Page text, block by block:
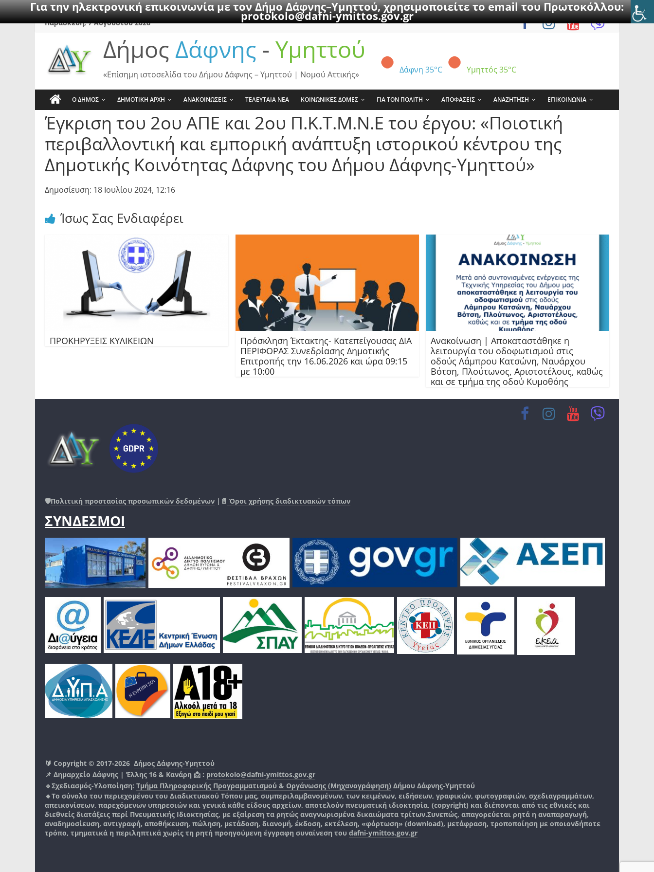
Για την ηλεκτρονική επικοινωνία με τον Δήμο Δάφνης–Υμηττού, χρησιμοποιείτε το email του Πρωτοκόλλου:
protokolo@dafni-ymittos.gov.gr
SkipΠαρασκευή, 7 Αυγούστου 2026
Δήμος Δάφνης - Υμηττού
Δάφνη 35°C Υμηττός 35°C
«Επίσημη ιστοσελίδα του Δήμου Δάφνης – Υμηττού | Νομού Αττικής»
Ο ΔΗΜΟΣ ΔΗΜΟΤΙΚΗ ΑΡΧΗ ΑΝΑΚΟΙΝΩΣΕΙΣ ΤΕΛΕΥΤΑΙΑ ΝΕΑ ΚΟΙΝΩΝΙΚΕΣ ΔΟΜΕΣ ΓΙΑ ΤΟΝ ΠΟΛΙΤΗ ΑΠΟΦΑΣΕΙΣ ΑΝΑΖΗΤΗΣΗ ΕΠΙΚΟΙΝΩΝΙΑ
Έγκριση του 2ου ΑΠΕ και 2ου Π.Κ.Τ.Μ.Ν.Ε του έργου: «Ποιοτική
περιβαλλοντική και εμπορική ανάπτυξη ιστορικού κέντρου της
Δημοτικής Κοινότητας Δάφνης του Δήμου Δάφνης-Υμηττού»
Δημοσίευση: 18 Ιουλίου 2024, 12:16
Ίσως Σας Ενδιαφέρει
ΠΡΟΚΗΡΥΞΕΙΣ ΚΥΛΙΚΕΙΩΝ
Πρόσκληση Έκτακτης- Κατεπείγουσας ΔΙΑ
ΠΕΡΙΦΟΡΑΣ Συνεδρίασης Δημοτικής
Επιτροπής την 16.06.2026 και ώρα 09:15
με 10:00
Ανακοίνωση | Αποκαταστάθηκε η
λειτουργία του οδοφωτισμού στις
οδούς Λάμπρου Κατσώνη, Ναυάρχου
Βότση, Πλούτωνος, Αριστοτέλους, καθώς
και σε τμήμα της οδού Κυμοθόης
🛡️Πολιτική προστασίας προσωπικών δεδομένων |📄 Όροι χρήσης διαδικτυακών τόπων
ΣΥΝΔΕΣΜΟΙ
🔰 Copyright © 2017-2026 Δήμος Δάφνης-Υμηττού
📌 Δημαρχείο Δάφνης | Έλλης 16 & Κανάρη 📩 : protokolo@dafni-ymittos.gov.gr
🔹Σχεδιασμός-Υλοποίηση: Τμήμα Πληροφορικής Προγραμματισμού & Οργάνωσης (Μηχανογράφηση) Δήμου Δάφνης-Υμηττού
🔸Το σύνολο του περιεχομένου του Διαδικτυακού Τόπου μας, συμπεριλαμβανομένων, των κειμένων, ειδήσεων, γραφικών, φωτογραφιών, σχεδιαγραμμάτων,
απεικονίσεων, παρεχόμενων υπηρεσιών και γενικά κάθε είδους αρχείων, αποτελούν πνευματική ιδιοκτησία, (copyright) και διέπονται από τις εθνικές και
διεθνείς διατάξεις περί Πνευματικής Ιδιοκτησίας, με εξαίρεση τα ρητώς αναγνωρισμένα δικαιώματα τρίτων.Συνεπώς, απαγορεύεται ρητά η αναπαραγωγή,
αναδημοσίευση, αντιγραφή, αποθήκευση, πώληση, μετάδοση, διανομή, έκδοση, εκτέλεση, «φόρτωση» (download), μετάφραση, τροποποίηση με οποιονδήποτε
τρόπο, τμηματικά η περιληπτικά χωρίς τη ρητή προηγούμενη έγγραφη συναίνεση του dafni-ymittos.gov.gr